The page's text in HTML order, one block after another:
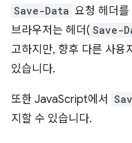
Save-Data 요청 헤더
브라우저는 헤더( Save-
고하지만, 향후 다른 사용
있습니다.
또한 JavaScript에서
지할 수 있습니다.